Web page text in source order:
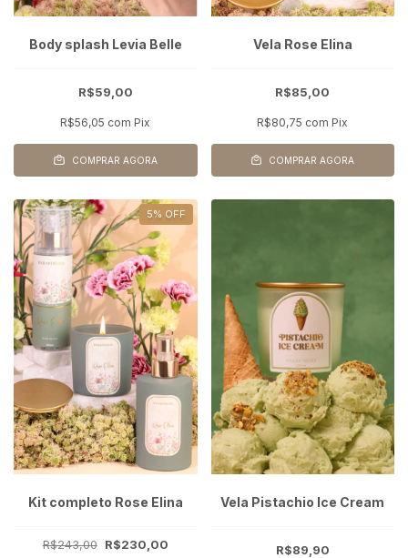
Body splash Levia Belle
R$59,00
R$56,05 com Pix
COMPRAR AGORA
Vela Rose Elina
R$85,00
R$80,75 com Pix
COMPRAR AGORA
5% OFF
Kit completo Rose Elina
R$243,00 R$230,00
Vela Pistachio Ice Cream
R$89,90